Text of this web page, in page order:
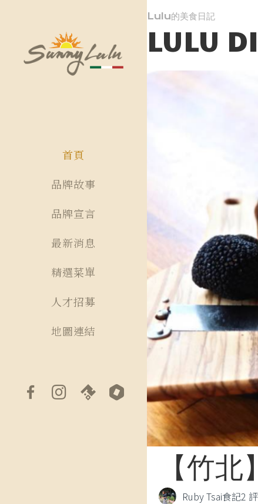
首頁
品牌故事
品牌宣言
最新消息
精選菜單
人才招募
地圖連結
Lulu的美食日記
LULU
【竹
Ruby Tsai食記2